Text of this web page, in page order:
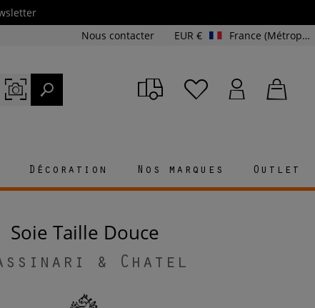
Nous contacter EUR € France (Métropolitaine et Corse)
Décoration Nos marques Outlet
Soie Taille Douce
& Chatel